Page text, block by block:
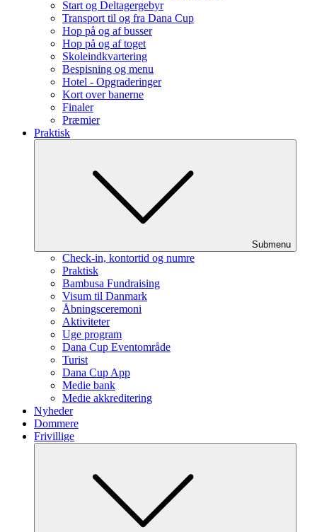
Start og Deltagergebyr
Transport til og fra Dana Cup
Hop på og af busser
Hop på og af toget
Skoleindkvartering
Bespisning og menu
Hotel - Opgraderinger
Kort over banerne
Finaler
Præmier
Praktisk
Submenu
Check-in, kontortid og numre
Praktisk
Bambusa Fundraising
Visum til Danmark
Åbningsceremoni
Aktiviteter
Uge program
Dana Cup Eventområde
Turist
Dana Cup App
Medie bank
Medie akkreditering
Nyheder
Dommere
Frivillige